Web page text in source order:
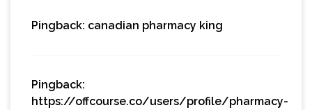
Pingback: canadian pharmacy king
Pingback:
https://offcourse.co/users/profile/pharmacy-